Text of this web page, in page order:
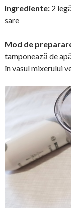
Ingrediente: 2
sare
Mod de
tamponează de
în vasul mixerului